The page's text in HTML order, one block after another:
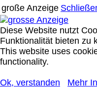
große Anzeige
Diese Website nutzt
Funktionalität bieten zu
This website uses
functionality.
Ok, verstanden Mehr